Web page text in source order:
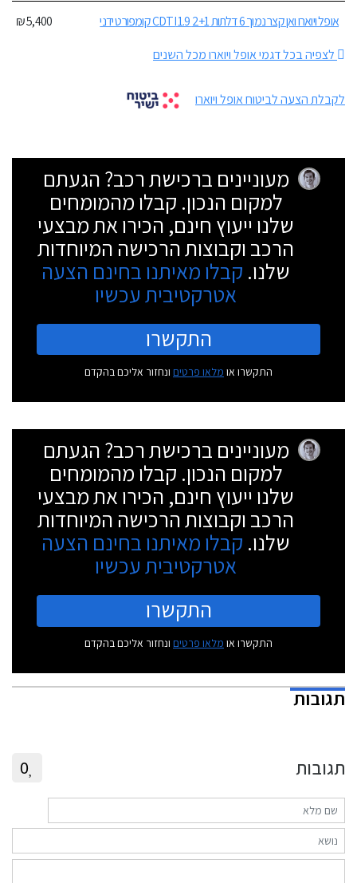
אופל ויוארו ואן קצר נמוך 6 דלתות 2+1 1.9 CDTI קומפורט ידני
5,400 ₪
לצפיה בכל דגמי אופל ויוארו מכל השנים
לקבלת הצעה לביטוח אופל ויוארו
מעוניינים ברכישת רכב? הגעתם
למקום הנכון. קבלו מהמומחים
שלנו ייעוץ חינם, הכירו את מבצעי
הרכב וקבוצות הרכישה המיוחדות
שלנו. קבלו מאיתנו בחינם הצעה
אטרקטיבית עכשיו
התקשרו
התקשרו או מלאו פרטים ונחזור אליכם בהקדם
מעוניינים ברכישת רכב? הגעתם
למקום הנכון. קבלו מהמומחים
שלנו ייעוץ חינם, הכירו את מבצעי
הרכב וקבוצות הרכישה המיוחדות
שלנו. קבלו מאיתנו בחינם הצעה
אטרקטיבית עכשיו
התקשרו
התקשרו או מלאו פרטים ונחזור אליכם בהקדם
תגובות
תגובות 0